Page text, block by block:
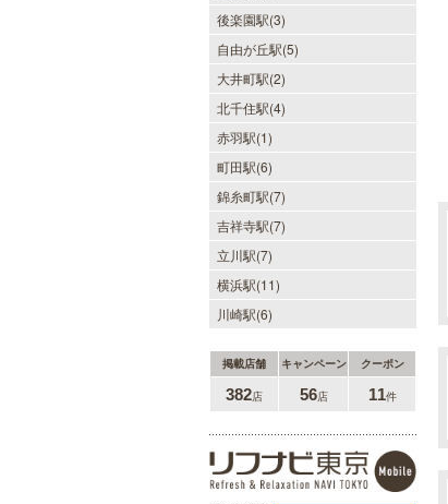
後楽園駅(3)
自由が丘駅(5)
大井町駅(2)
北千住駅(4)
赤羽駅(1)
町田駅(6)
錦糸町駅(7)
吉祥寺駅(7)
立川駅(7)
横浜駅(11)
川崎駅(6)
掲載店舗 キャンペーン クーポン
382店 56店 11件